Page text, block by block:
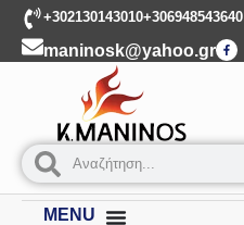
+302130143010+306948543640
maninosk@yahoo.gr
MENU